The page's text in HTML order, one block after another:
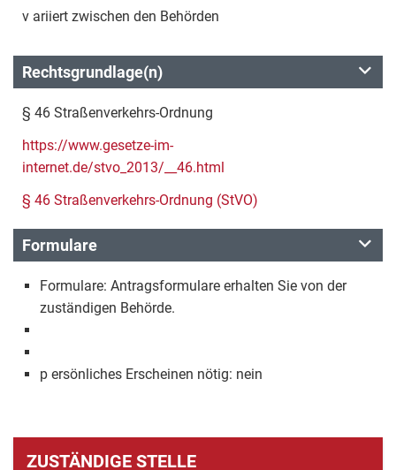
v ariiert zwischen den Behörden
Rechtsgrundlage(n)
§ 46 Straßenverkehrs-Ordnung
https://www.gesetze-im-
internet.de/stvo_2013/__46.html
§ 46 Straßenverkehrs-Ordnung (StVO)
Formulare
Formulare: Antragsformulare erhalten Sie von der
zuständigen Behörde.
p ersönliches Erscheinen nötig: nein
ZUSTÄNDIGE STELLE